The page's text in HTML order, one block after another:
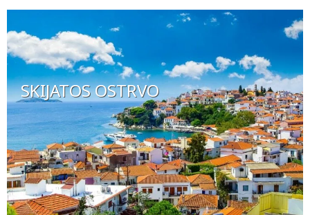
SKIJATOS OSTRVO